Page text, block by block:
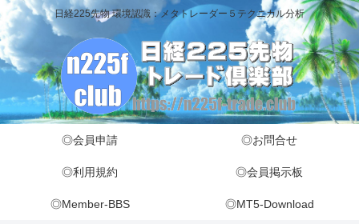
日経225先物 環境認識：メタトレーダー５テクニカル分析
◎会員申請 ◎お問合せ
◎利用規約 ◎会員掲示板
◎Member-BBS ◎MT5-Download